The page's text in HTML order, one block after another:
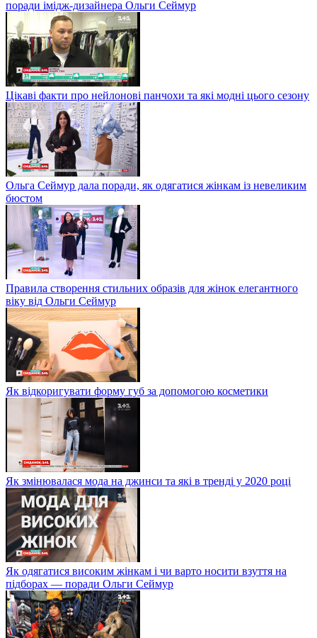
поради імідж-дизайнера Ольги Сеймур
Цікаві факти про нейлонові панчохи та які модні цього сезону
Ольга Сеймур дала поради, як одягатися жінкам із невеликим
бюстом
Правила створення стильних образів для жінок елегантного
віку від Ольги Сеймур
Як відкоригувати форму губ за допомогою косметики
Як змінювалася мода на джинси та які в тренді у 2020 році
Як одягатися високим жінкам і чи варто носити взуття на
підборах — поради Ольги Сеймур